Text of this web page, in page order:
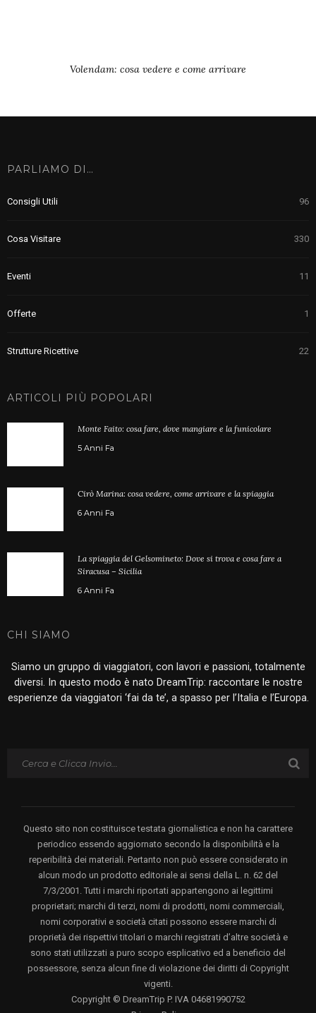
Volendam: cosa vedere e come arrivare
PARLIAMO DI…
Consigli Utili 96
Cosa Visitare 330
Eventi 11
Offerte 1
Strutture Ricettive 22
ARTICOLI PIÙ POPOLARI
Monte Faito: cosa fare, dove mangiare e la funicolare
5 Anni Fa
Cirò Marina: cosa vedere, come arrivare e la spiaggia
6 Anni Fa
La spiaggia del Gelsomineto: Dove si trova e cosa fare a
Siracusa – Sicilia
6 Anni Fa
CHI SIAMO
Siamo un gruppo di viaggiatori, con lavori e passioni, totalmente
diversi. In questo modo è nato DreamTrip: raccontare le nostre
esperienze da viaggiatori ‘fai da te’, a spasso per l’Italia e l’Europa.
Questo sito non costituisce testata giornalistica e non ha carattere
periodico essendo aggiornato secondo la disponibilità e la
reperibilità dei materiali. Pertanto non può essere considerato in
alcun modo un prodotto editoriale ai sensi della L. n. 62 del
7/3/2001. Tutti i marchi riportati appartengono ai legittimi
proprietari; marchi di terzi, nomi di prodotti, nomi commerciali,
nomi corporativi e società citati possono essere marchi di
proprietà dei rispettivi titolari o marchi registrati d’altre società e
sono stati utilizzati a puro scopo esplicativo ed a beneficio del
possessore, senza alcun fine di violazione dei diritti di Copyright
vigenti.
Copyright © DreamTrip P. IVA 04681990752